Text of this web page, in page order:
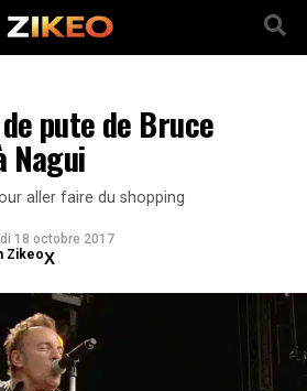
pute de Bruce
Nagui
aller faire du shopping
18 octobre 2017
Zikeo